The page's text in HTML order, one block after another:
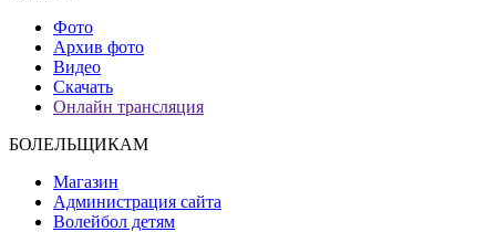
Фото
Архив фото
Видео
Скачать
Онлайн трансляция
БОЛЕЛЬЩИКАМ
Магазин
Администрация сайта
Волейбол детям